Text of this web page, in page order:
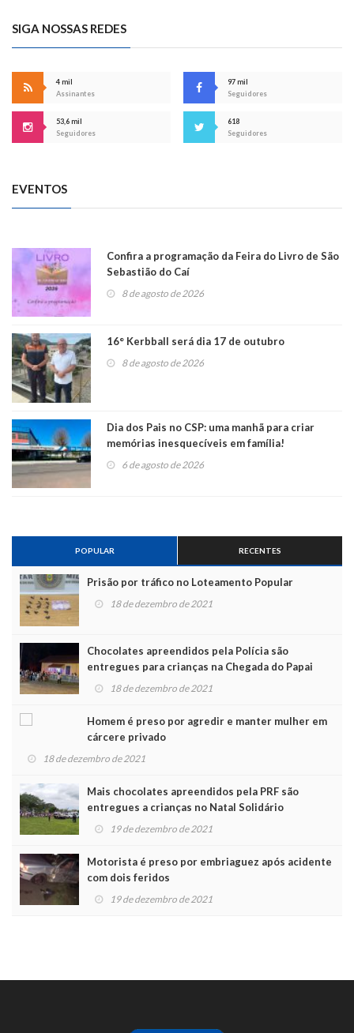
SIGA NOSSAS REDES
4 mil
Assinantes
97 mil
Seguidores
53,6 mil
Seguidores
618
Seguidores
EVENTOS
Confira a programação da Feira do Livro de São
Sebastião do Caí
8 de agosto de 2026
16° Kerbball será dia 17 de outubro
8 de agosto de 2026
Dia dos Pais no CSP: uma manhã para criar
memórias inesquecíveis em família!
6 de agosto de 2026
POPULAR RECENTES
Prisão por tráfico no Loteamento Popular
18 de dezembro de 2021
Chocolates apreendidos pela Polícia são
entregues para crianças na Chegada do Papai
Noel
18 de dezembro de 2021
Homem é preso por agredir e manter mulher em
cárcere privado
18 de dezembro de 2021
Mais chocolates apreendidos pela PRF são
entregues a crianças no Natal Solidário
19 de dezembro de 2021
Motorista é preso por embriaguez após acidente
com dois feridos
19 de dezembro de 2021